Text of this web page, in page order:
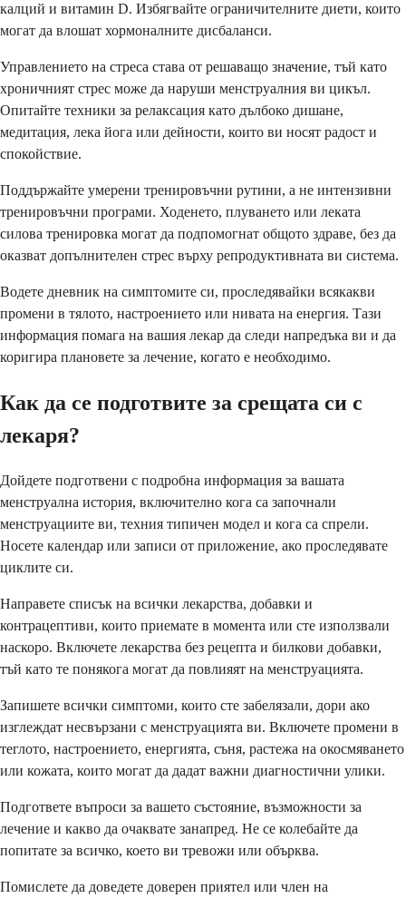
калций и витамин D. Избягвайте ограничителните диети, които
могат да влошат хормоналните дисбаланси.
Управлението на стреса става от решаващо значение, тъй като
хроничният стрес може да наруши менструалния ви цикъл.
Опитайте техники за релаксация като дълбоко дишане,
медитация, лека йога или дейности, които ви носят радост и
спокойствие.
Поддържайте умерени тренировъчни рутини, а не интензивни
тренировъчни програми. Ходенето, плуването или леката
силова тренировка могат да подпомогнат общото здраве, без да
оказват допълнителен стрес върху репродуктивната ви система.
Водете дневник на симптомите си, проследявайки всякакви
промени в тялото, настроението или нивата на енергия. Тази
информация помага на вашия лекар да следи напредъка ви и да
коригира плановете за лечение, когато е необходимо.
Как да се подготвите за срещата си с
лекаря?
Дойдете подготвени с подробна информация за вашата
менструална история, включително кога са започнали
менструациите ви, техния типичен модел и кога са спрели.
Носете календар или записи от приложение, ако проследявате
циклите си.
Направете списък на всички лекарства, добавки и
контрацептиви, които приемате в момента или сте използвали
наскоро. Включете лекарства без рецепта и билкови добавки,
тъй като те понякога могат да повлияят на менструацията.
Запишете всички симптоми, които сте забелязали, дори ако
изглеждат несвързани с менструацията ви. Включете промени в
теглото, настроението, енергията, съня, растежа на окосмяването
или кожата, които могат да дадат важни диагностични улики.
Подгответе въпроси за вашето състояние, възможности за
лечение и какво да очаквате занапред. Не се колебайте да
попитате за всичко, което ви тревожи или обърква.
Помислете да доведете доверен приятел или член на